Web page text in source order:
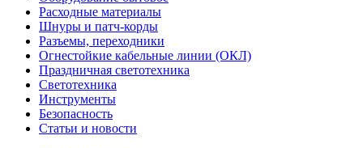
Расходные материалы
Шнуры и патч-корды
Разъемы, переходники
Огнестойкие кабельные линии (ОКЛ)
Праздничная светотехника
Светотехника
Инструменты
Безопасность
Статьи и новости